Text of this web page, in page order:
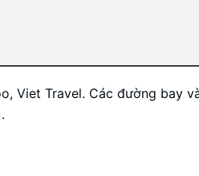
Viet Travel. Các đường bay